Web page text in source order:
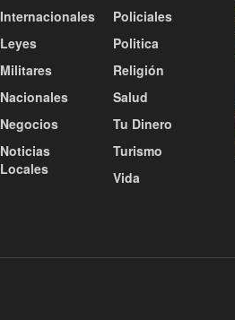
Internacionales
Leyes
Militares
Nacionales
Negocios
Noticias
Locales
Policiales
Politica
Religión
Salud
Tu Dinero
Turismo
Vida